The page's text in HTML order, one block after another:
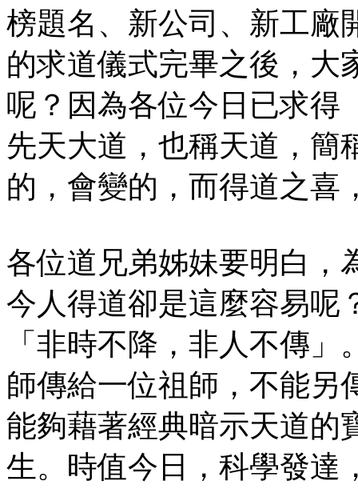
榜題名、新公司、新工廠
的求道儀式完畢之後，大
呢？因為各位今日已求得
先天大道，也稱天道，簡
的，會變的，而得道之喜
各位道兄弟姊妹要明白，
今人得道卻是這麼容易呢
「非時不降，非人不傳
師傳給一位祖師，不能另
能夠藉著經典暗示天道的
生。時值今日，科學發達